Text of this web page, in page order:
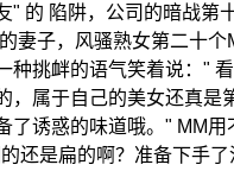
" 的 陷阱，公司的暗战
妻子，风骚熟女第二十
种挑衅的语气笑着说："
，属于自己的美女还真
了诱惑的味道哦。" MM
还是扁的啊？准备下手